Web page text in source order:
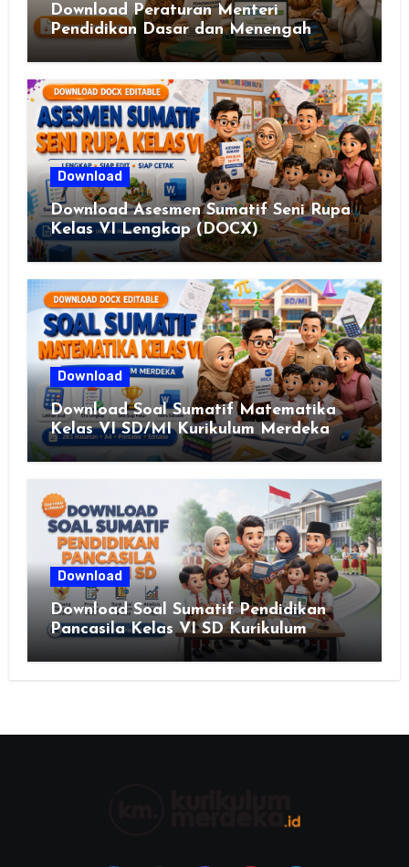
Download Peraturan Menteri
Pendidikan Dasar dan Menengah
Republik Indonesia Nomor 13 Tahun
2025
Download
Download Asesmen Sumatif Seni Rupa
Kelas VI Lengkap (DOCX)
Download
Download Soal Sumatif Matematika
Kelas VI SD/MI Kurikulum Merdeka
Download
Download Soal Sumatif Pendidikan
Pancasila Kelas VI SD Kurikulum
Merdeka, Solusi Praktis Guru